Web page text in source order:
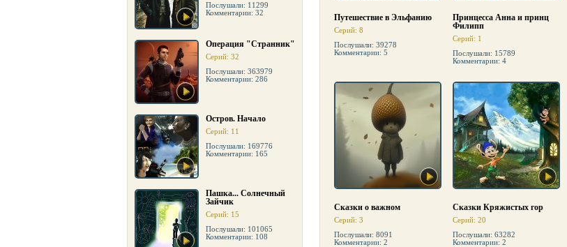
Послушали: 11299
Комментарии: 32
Операция "Странник"
Серий: 32
Послушали: 363979
Комментарии: 286
Остров. Начало
Серий: 11
Послушали: 169776
Комментарии: 165
Пашка... Солнечный
Зайчик
Серий: 15
Послушали: 101065
Комментарии: 108
Путешествие в Эльфанию
Серий: 8
Послушали: 39278
Комментарии: 5
Принцесса Анна и принц
Филипп
Серий: 1
Послушали: 15789
Комментарии: 4
Сказки о важном
Серий: 3
Послушали: 8091
Комментарии: 2
Сказки Кряжистых гор
Серий: 20
Послушали: 63282
Комментарии: 2